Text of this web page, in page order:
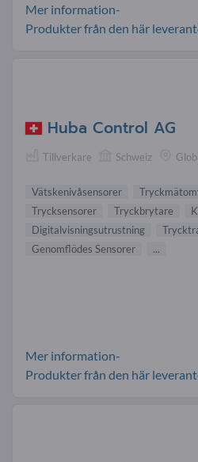
Mer information-
Produkter från den här
Huba Control AG
Tillverkare Schweiz
Vätskenivåsensorer
Trycksensorer
Tryckbrytare
Digitalvisningsutrustning
Genomflödes Sensorer
...
Mer information-
Produkter från den här